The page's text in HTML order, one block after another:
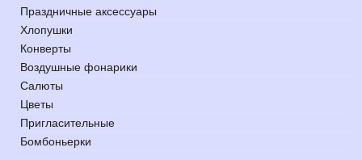
Праздничные аксессуары
Хлопушки
Конверты
Воздушные фонарики
Салюты
Цветы
Пригласительные
Бомбоньерки